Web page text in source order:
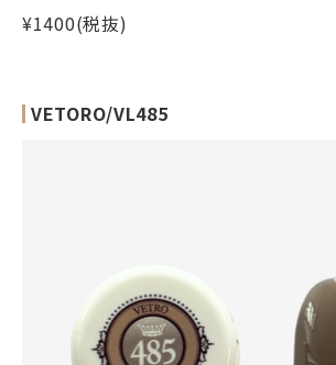
¥1400(税抜)
VETORO/VL485